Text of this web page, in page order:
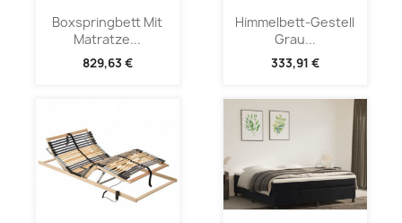
Boxspringbett Mit
Matratze...
829,63 €
Himmelbett-Gestell
Grau...
333,91 €